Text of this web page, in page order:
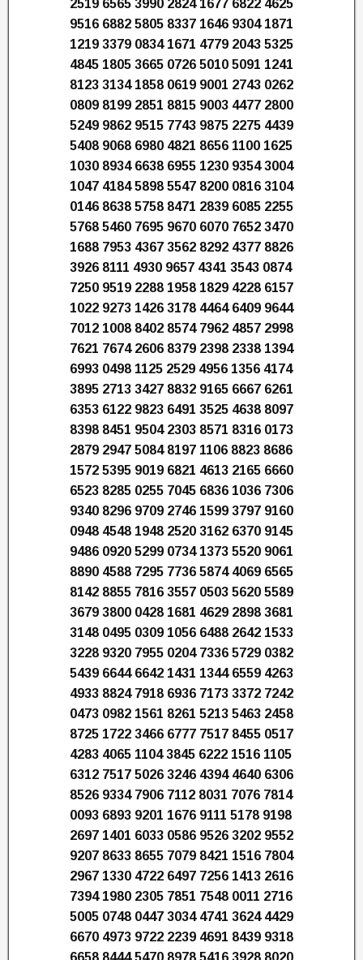
2519 6565 3990 2824 1677 6822 4625
9516 6882 5805 8337 1646 9304 1871
1219 3379 0834 1671 4779 2043 5325
4845 1805 3665 0726 5010 5091 1241
8123 3134 1858 0619 9001 2743 0262
0809 8199 2851 8815 9003 4477 2800
5249 9862 9515 7743 9875 2275 4439
5408 9068 6980 4821 8656 1100 1625
1030 8934 6638 6955 1230 9354 3004
1047 4184 5898 5547 8200 0816 3104
0146 8638 5758 8471 2839 6085 2255
5768 5460 7695 9670 6070 7652 3470
1688 7953 4367 3562 8292 4377 8826
3926 8111 4930 9657 4341 3543 0874
7250 9519 2288 1958 1829 4228 6157
1022 9273 1426 3178 4464 6409 9644
7012 1008 8402 8574 7962 4857 2998
7621 7674 2606 8379 2398 2338 1394
6993 0498 1125 2529 4956 1356 4174
3895 2713 3427 8832 9165 6667 6261
6353 6122 9823 6491 3525 4638 8097
8398 8451 9504 2303 8571 8316 0173
2879 2947 5084 8197 1106 8823 8686
1572 5395 9019 6821 4613 2165 6660
6523 8285 0255 7045 6836 1036 7306
9340 8296 9709 2746 1599 3797 9160
0948 4548 1948 2520 3162 6370 9145
9486 0920 5299 0734 1373 5520 9061
8890 4588 7295 7736 5874 4069 6565
8142 8855 7816 3557 0503 5620 5589
3679 3800 0428 1681 4629 2898 3681
3148 0495 0309 1056 6488 2642 1533
3228 9320 7955 0204 7336 5729 0382
5439 6644 6642 1431 1344 6559 4263
4933 8824 7918 6936 7173 3372 7242
0473 0982 1561 8261 5213 5463 2458
8725 1722 3466 6777 7517 8455 0517
4283 4065 1104 3845 6222 1516 1105
6312 7517 5026 3246 4394 4640 6306
8526 9334 7906 7112 8031 7076 7814
0093 6893 9201 1676 9111 5178 9198
2697 1401 6033 0586 9526 3202 9552
9207 8633 8655 7079 8421 1516 7804
2967 1330 4722 6497 7256 1413 2616
7394 1980 2305 7851 7548 0011 2716
5005 0748 0447 3034 4741 3624 4429
6670 4973 9722 2239 4691 8439 9318
6658 8444 5470 8978 5416 3928 8020